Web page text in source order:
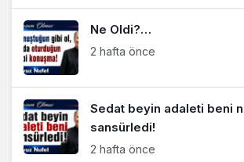
Ne Oldi?…
2 hafta önce
Sedat beyin adaleti beni
sansürledi!
2 hafta önce